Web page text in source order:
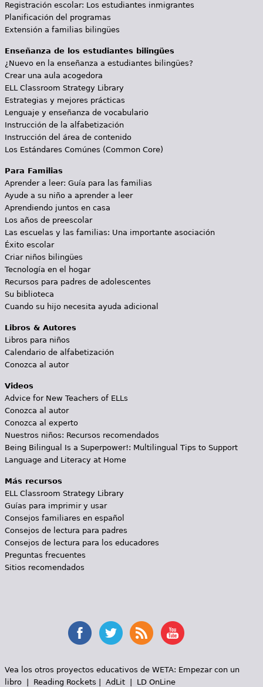
Registración escolar: Los estudiantes inmigrantes
Planificación del programas
Extensión a familias bilingües
Enseñanza de los estudiantes bilingües
¿Nuevo en la enseñanza a estudiantes bilingües?
Crear una aula acogedora
ELL Classroom Strategy Library
Estrategias y mejores prácticas
Lenguaje y enseñanza de vocabulario
Instrucción de la alfabetización
Instrucción del área de contenido
Los Estándares Comúnes (Common Core)
Para Familias
Aprender a leer: Guía para las familias
Ayude a su niño a aprender a leer
Aprendiendo juntos en casa
Los años de preescolar
Las escuelas y las familias: Una importante asociación
Éxito escolar
Criar niños bilingües
Tecnología en el hogar
Recursos para padres de adolescentes
Su biblioteca
Cuando su hijo necesita ayuda adicional
Libros & Autores
Libros para niños
Calendario de alfabetización
Conozca al autor
Videos
Advice for New Teachers of ELLs
Conozca al autor
Conozca al experto
Nuestros niños: Recursos recomendados
Being Bilingual Is a Superpower!: Multilingual Tips to Support
Language and Literacy at Home
Más recursos
ELL Classroom Strategy Library
Guías para imprimir y usar
Consejos familiares en español
Consejos de lectura para padres
Consejos de lectura para los educadores
Preguntas frecuentes
Sitios recomendados
Vea los otros proyectos educativos de WETA: Empezar con un
libro| Reading Rockets AdLit| LD OnLine